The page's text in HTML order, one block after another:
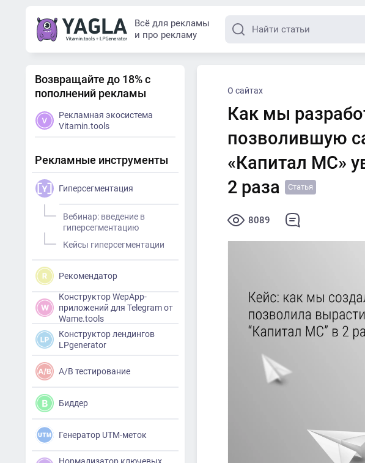
Всё для рекламы
и про рекламу
О сайтах
Как мы
позволившую
«Капитал МС»
2 раза
Статья
8089
Возвращайте до 18% с
пополнений рекламы
Рекламная экосистема
Vitamin.tools
Рекламные инструменты
Гиперсегментация
Вебинар: введение в
гиперсегментацию
Кейсы гиперсегментации
Рекомендатор
Конструктор WepApp-
приложений для Telegram от
Wame.tools
Конструктор лендингов
LPgenerator
A/B тестирование
Биддер
Генератор UTM-меток